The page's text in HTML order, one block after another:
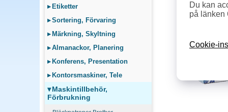
▸ Etiketter
▸Sortering, Förvaring
▸ Märkning, Skyltning
▸Almanackor, Planering
▸ Konferens, Presentation
▸ Kontorsmaskiner, Tele
▾Maskintillbehör,
Förbrukning
Du kan
på länken
Cookie-